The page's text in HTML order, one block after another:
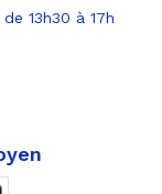
13h30 à 17h